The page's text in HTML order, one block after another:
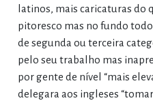
latinos, mais caricaturas do
pitoresco mas no fundo
de segunda ou terceira
pelo seu trabalho mas
por gente de nível “mais
delegara aos ingleses